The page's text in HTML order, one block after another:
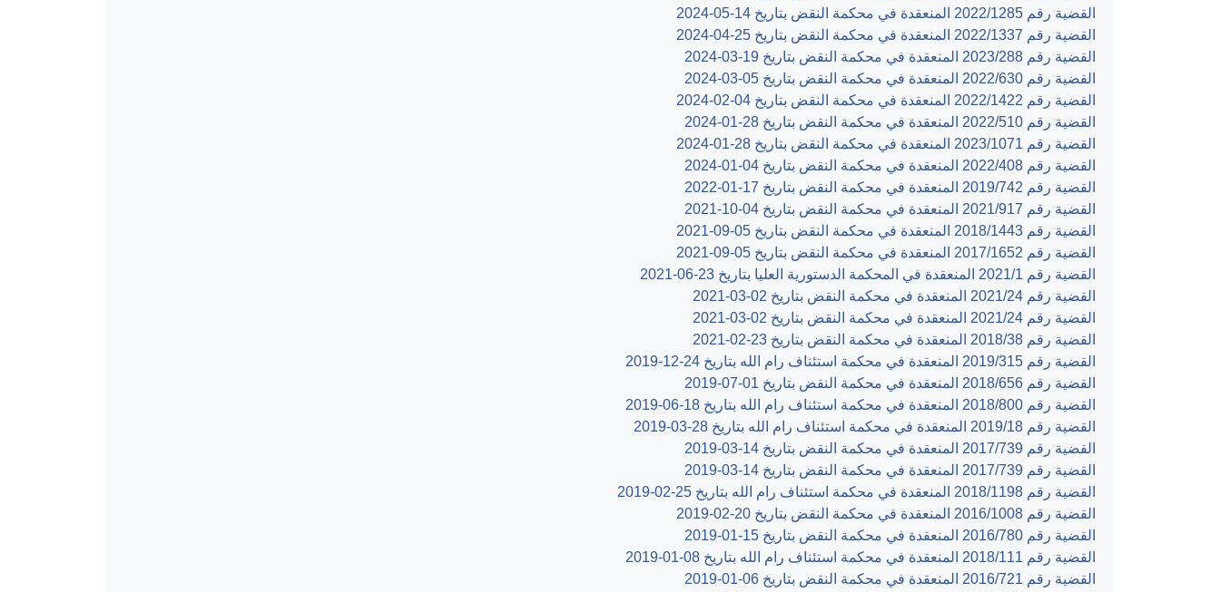
القضية رقم ‎1285‏/‎2022‏ المنعقدة في محكمة النقض بتاريخ ‎2024-05-14‏
القضية رقم ‎1337‏/‎2022‏ المنعقدة في محكمة النقض بتاريخ ‎2024-04-25‏
القضية رقم ‎288‏/‎2023‏ المنعقدة في محكمة النقض بتاريخ ‎2024-03-19‏
القضية رقم ‎630‏/‎2022‏ المنعقدة في محكمة النقض بتاريخ ‎2024-03-05‏
القضية رقم ‎1422‏/‎2022‏ المنعقدة في محكمة النقض بتاريخ ‎2024-02-04‏
القضية رقم ‎510‏/‎2022‏ المنعقدة في محكمة النقض بتاريخ ‎2024-01-28‏
القضية رقم ‎1071‏/‎2023‏ المنعقدة في محكمة النقض بتاريخ ‎2024-01-28‏
القضية رقم ‎408‏/‎2022‏ المنعقدة في محكمة النقض بتاريخ ‎2024-01-04‏
القضية رقم ‎742‏/‎2019‏ المنعقدة في محكمة النقض بتاريخ ‎2022-01-17‏
القضية رقم ‎917‏/‎2021‏ المنعقدة في محكمة النقض بتاريخ ‎2021-10-04‏
القضية رقم ‎1443‏/‎2018‏ المنعقدة في محكمة النقض بتاريخ ‎2021-09-05‏
القضية رقم ‎1652‏/‎2017‏ المنعقدة في محكمة النقض بتاريخ ‎2021-09-05‏
القضية رقم ‎1‏/‎2021‏ المنعقدة في المحكمة الدستورية العليا بتاريخ ‎2021-06-23‏
القضية رقم ‎24‏/‎2021‏ المنعقدة في محكمة النقض بتاريخ ‎2021-03-02‏
القضية رقم ‎24‏/‎2021‏ المنعقدة في محكمة النقض بتاريخ ‎2021-03-02‏
القضية رقم ‎38‏/‎2018‏ المنعقدة في محكمة النقض بتاريخ ‎2021-02-23‏
القضية رقم ‎315‏/‎2019‏ المنعقدة في محكمة استئناف رام الله بتاريخ ‎2019-12-24‏
القضية رقم ‎656‏/‎2018‏ المنعقدة في محكمة النقض بتاريخ ‎2019-07-01‏
القضية رقم ‎800‏/‎2018‏ المنعقدة في محكمة استئناف رام الله بتاريخ ‎2019-06-18‏
القضية رقم ‎18‏/‎2019‏ المنعقدة في محكمة استئناف رام الله بتاريخ ‎2019-03-28‏
القضية رقم ‎739‏/‎2017‏ المنعقدة في محكمة النقض بتاريخ ‎2019-03-14‏
القضية رقم ‎739‏/‎2017‏ المنعقدة في محكمة النقض بتاريخ ‎2019-03-14‏
القضية رقم ‎1198‏/‎2018‏ المنعقدة في محكمة استئناف رام الله بتاريخ ‎2019-02-25‏
القضية رقم ‎1008‏/‎2016‏ المنعقدة في محكمة النقض بتاريخ ‎2019-02-20‏
القضية رقم ‎780‏/‎2016‏ المنعقدة في محكمة النقض بتاريخ ‎2019-01-15‏
القضية رقم ‎111‏/‎2018‏ المنعقدة في محكمة استئناف رام الله بتاريخ ‎2019-01-08‏
القضية رقم ‎721‏/‎2016‏ المنعقدة في محكمة النقض بتاريخ ‎2019-01-06‏